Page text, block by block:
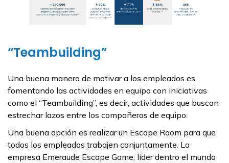
“Teambuilding”
Una buena manera de motivar a los empleados es
fomentando las actividades en equipo con iniciativas
como el “Teambuilding”, es decir, actividades que buscan
estrechar lazos entre los compañeros de equipo.
Una buena opción es realizar un Escape Room para que
todos los empleados trabajen conjuntamente. La
empresa Emeraude Escape Game, líder dentro el mundo